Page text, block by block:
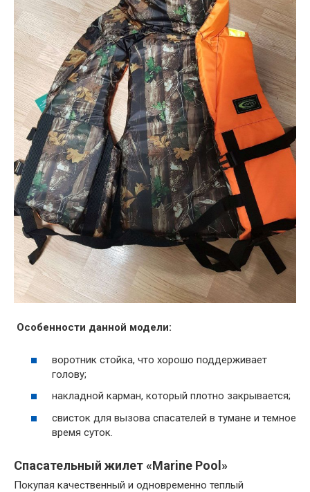
Особенности данной модели:
воротник стойка, что хорошо поддерживает
голову;
накладной карман, который плотно закрывается;
свисток для вызова спасателей в тумане и темное
время суток.
Спасательный жилет «Marine Pool»
Покупая качественный и одновременно теплый